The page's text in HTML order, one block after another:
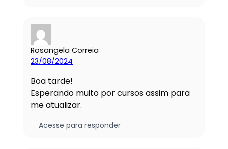
Rosangela Correia
23/08/2024
Boa tarde!
Esperando muito por cursos assim para
me atualizar.
Acesse para responder